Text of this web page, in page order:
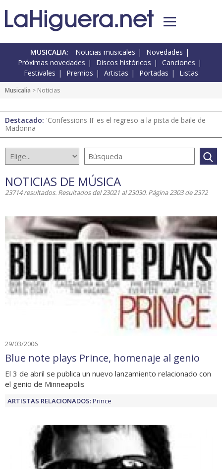
MUSICALIA: Noticias musicales
Novedades
Próximas novedades
Discos históricos
Canciones
Festivales
Premios Artistas Portadas Listas
Musicalia > Noticias
Destacado: 'Confessions II' es el regreso a la pista de baile de
Madonna
NOTICIAS DE MÚSICA
23714 resultados. Resultados del 23021 al 23030. Página 2303 de 2372
29/03/2006
Blue note plays Prince, homenaje al genio
El 3 de abril se publica un nuevo lanzamiento relacionado con
el genio de Minneapolis
ARTISTAS RELACIONADOS:Prince